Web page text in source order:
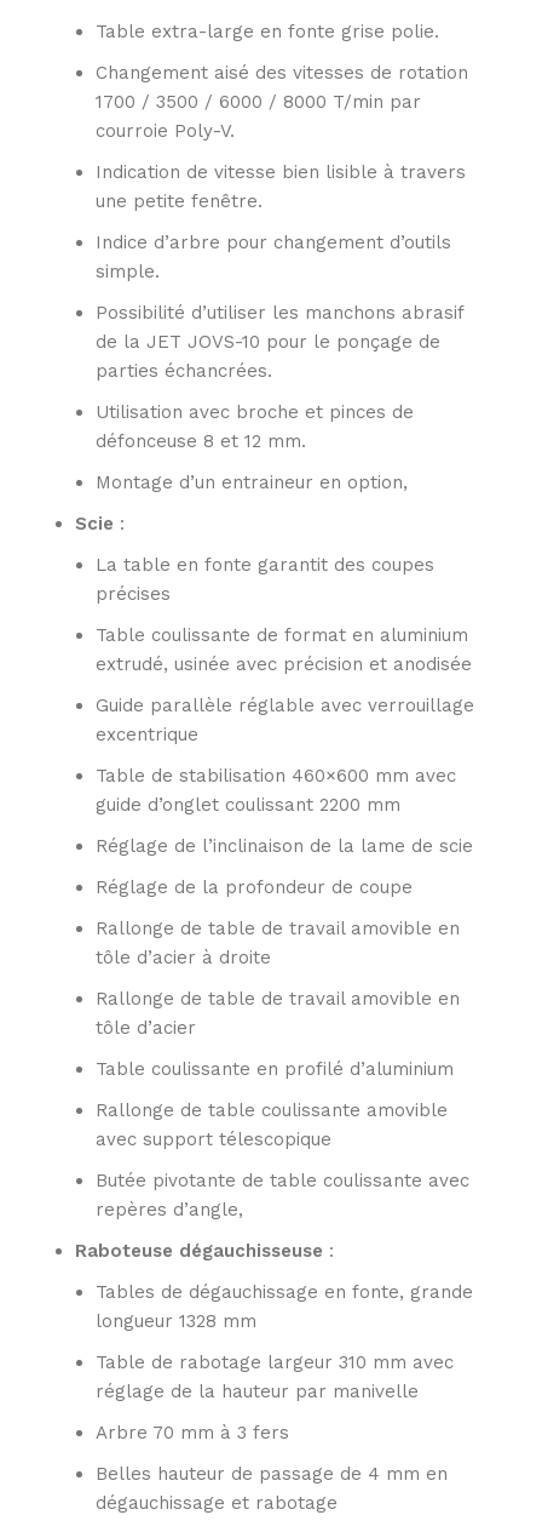
Table extra-large en fonte grise polie.
Changement aisé des vitesses de rotation
1700 / 3500 / 6000 / 8000 T/min par
courroie Poly-V.
Indication de vitesse bien lisible à travers
une petite fenêtre.
Indice d’arbre pour changement d’outils
simple.
Possibilité d’utiliser les manchons abrasif
de la JET JOVS-10 pour le ponçage de
parties échancrées.
Utilisation avec broche et pinces de
défonceuse 8 et 12 mm.
Montage d’un entraineur en option,
Scie :
La table en fonte garantit des coupes
précises
Table coulissante de format en aluminium
extrudé, usinée avec précision et anodisée
Guide parallèle réglable avec verrouillage
excentrique
Table de stabilisation 460×600 mm avec
guide d’onglet coulissant 2200 mm
Réglage de l’inclinaison de la lame de scie
Réglage de la profondeur de coupe
Rallonge de table de travail amovible en
tôle d’acier à droite
Rallonge de table de travail amovible en
tôle d’acier
Table coulissante en profilé d’aluminium
Rallonge de table coulissante amovible
avec support télescopique
Butée pivotante de table coulissante avec
repères d’angle,
Raboteuse dégauchisseuse :
Tables de dégauchissage en fonte, grande
longueur 1328 mm
Table de rabotage largeur 310 mm avec
réglage de la hauteur par manivelle
Arbre 70 mm à 3 fers
Belles hauteur de passage de 4 mm en
dégauchissage et rabotage